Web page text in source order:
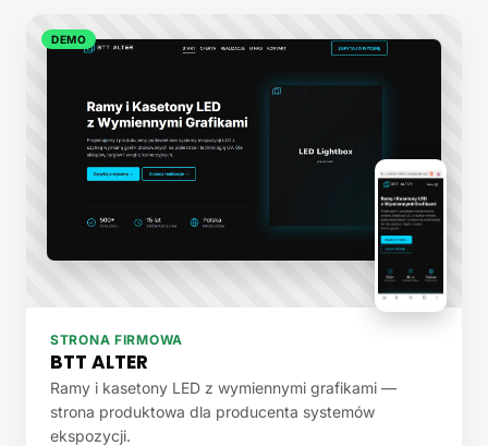
DEMO
STRONA FIRMOWA
BTT ALTER
Ramy i kasetony LED z wymiennymi grafikami —
strona produktowa dla producenta systemów
ekspozycji.